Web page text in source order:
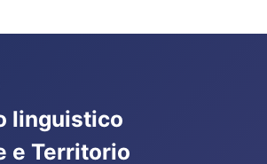
linguistico
e Territorio